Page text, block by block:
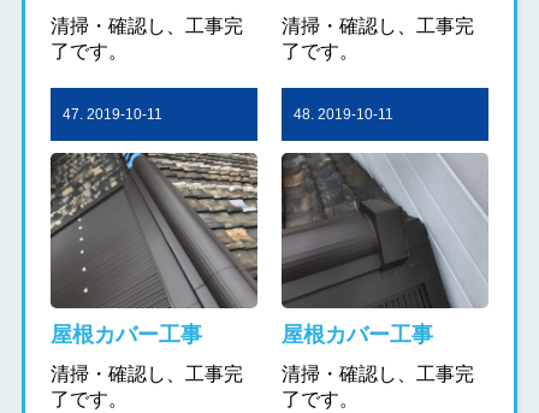
清掃・確認し、工事完
了です。
清掃・確認し、工事完
了です。
47. 2019-10-11
屋根カバー工事
清掃・確認し、工事完
了です。
48. 2019-10-11
屋根カバー工事
清掃・確認し、工事完
了です。